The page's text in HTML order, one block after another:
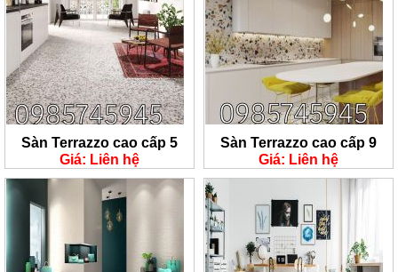
Sàn Terrazzo cao cấp 5
Giá: Liên hệ
Sàn Terrazzo cao cấp 9
Giá: Liên hệ